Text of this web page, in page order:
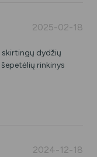
2025-02-18
skirtingų dydžių
rinkinys
2024-12-18